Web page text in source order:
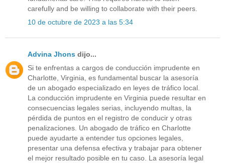
carefully and be willing to collaborate with their peers.
10 de octubre de 2023 a las 5:34
Advina Jhons dijo...
Si te enfrentas a cargos de conducción imprudente en
Charlotte, Virginia, es fundamental buscar la asesoría
de un abogado especializado en leyes de tráfico local.
La conducción imprudente en Virginia puede resultar en
consecuencias legales serias, incluyendo multas, la
pérdida de puntos en el registro de conducir y otras
penalizaciones. Un abogado de tráfico en Charlotte
puede ayudarte a entender tus opciones legales,
presentar una defensa efectiva y trabajar para obtener
el mejor resultado posible en tu caso. La asesoría legal